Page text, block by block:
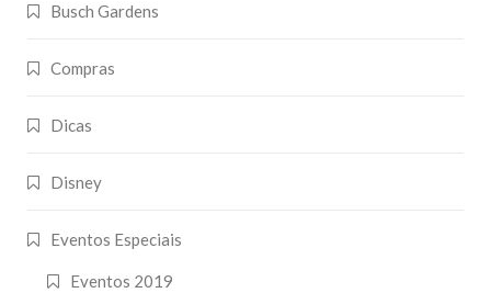
Busch Gardens
Compras
Dicas
Disney
Eventos Especiais
Eventos 2019